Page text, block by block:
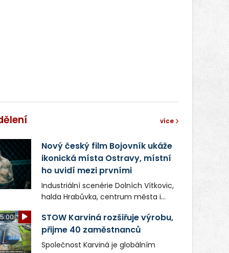
více
Nový český film Bojovník ukáže
ikonická místa Ostravy, místní
ho uvidí mezi prvními
Industriální scenérie Dolních Vítkovic,
halda Hrabůvka, centrum města i
v novém filmu Bojovník, který vstoupí
do kin už 13. srpna. Režiséři Vojtěch
Frič a Tomáš Dianiška si
STOW Karviná rozšiřuje výrobu,
přijme 40 zaměstnanců
Společnost Karviná je globálním